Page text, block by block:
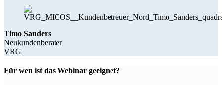
Timo Sanders
Neukundenberater
VRG
Für wen ist das Webinar geeignet?